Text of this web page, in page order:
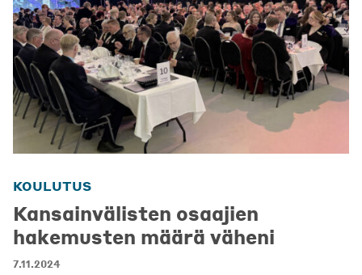
KOULUTUS
Kansainvälisten osaajien
hakemusten määrä väheni
7.11.2024